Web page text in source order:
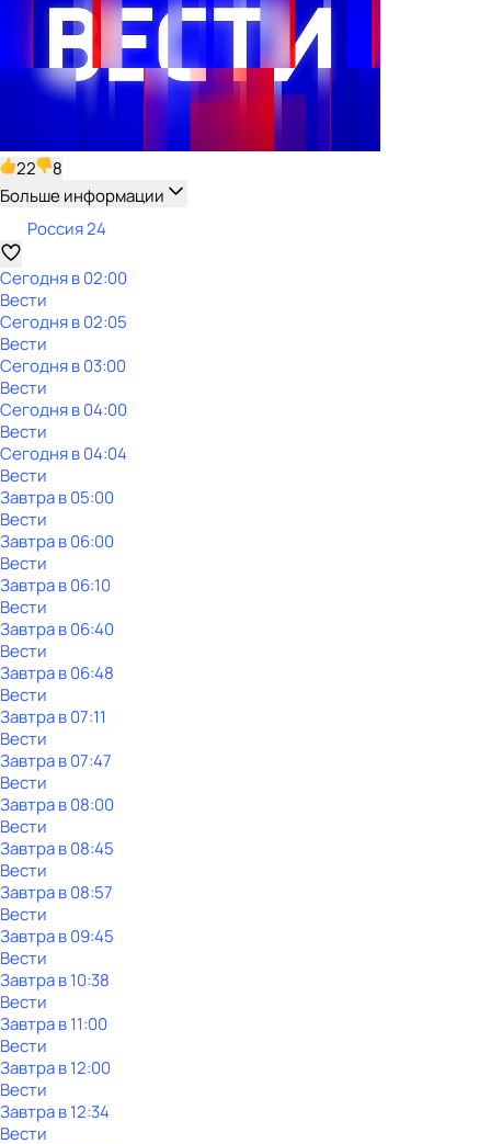
22
8
Больше информации
Россия 24
Сегодня в 02:00
Вести
Сегодня в 02:05
Вести
Сегодня в 03:00
Вести
Сегодня в 04:00
Вести
Сегодня в 04:04
Вести
Завтра в 05:00
Вести
Завтра в 06:00
Вести
Завтра в 06:10
Вести
Завтра в 06:40
Вести
Завтра в 06:48
Вести
Завтра в 07:11
Вести
Завтра в 07:47
Вести
Завтра в 08:00
Вести
Завтра в 08:45
Вести
Завтра в 08:57
Вести
Завтра в 09:45
Вести
Завтра в 10:38
Вести
Завтра в 11:00
Вести
Завтра в 12:00
Вести
Завтра в 12:34
Вести